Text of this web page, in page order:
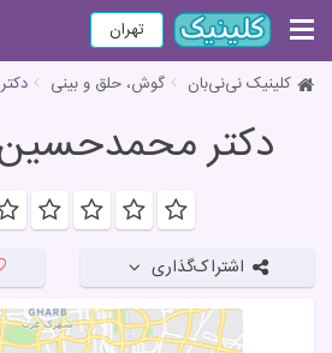
تهران
کلینیک نی‌نی‌بان گوش، حلق و بینی
دکتر
اشتراک‌گذاری